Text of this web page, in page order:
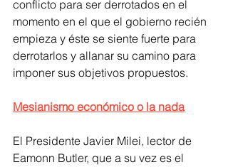
conflicto para ser derrotados en el
momento en el que el gobierno recién
empieza y éste se siente fuerte para
derrotarlos y allanar su camino para
imponer sus objetivos propuestos.
Mesianismo económico o la nada
El Presidente Javier Milei, lector de
Eamonn Butler, que a su vez es el